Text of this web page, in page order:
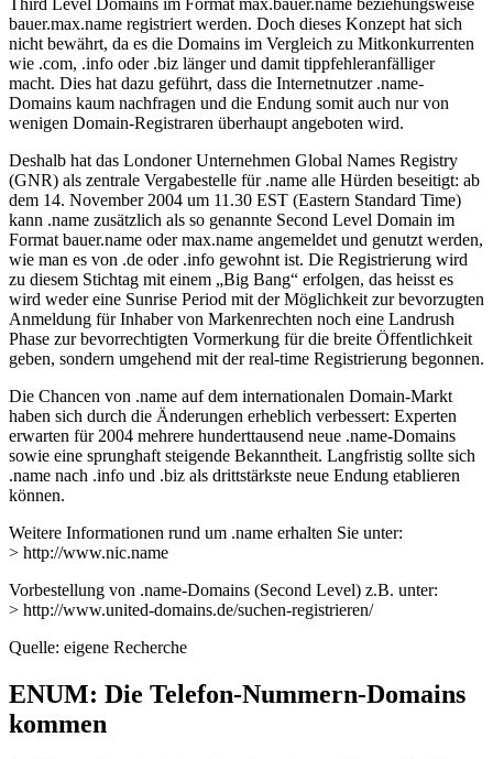
Third Level Domains im Format max.bauer.name beziehungsweise
bauer.max.name registriert werden. Doch dieses Konzept hat sich
nicht bewährt, da es die Domains im Vergleich zu Mitkonkurrenten
wie .com, .info oder .biz länger und damit tippfehleranfälliger
macht. Dies hat dazu geführt, dass die Internetnutzer .name-
Domains kaum nachfragen und die Endung somit auch nur von
wenigen Domain-Registraren überhaupt angeboten wird.
Deshalb hat das Londoner Unternehmen Global Names Registry
(GNR) als zentrale Vergabestelle für .name alle Hürden beseitigt: ab
dem 14. November 2004 um 11.30 EST (Eastern Standard Time)
kann .name zusätzlich als so genannte Second Level Domain im
Format bauer.name oder max.name angemeldet und genutzt werden,
wie man es von .de oder .info gewohnt ist. Die Registrierung wird
zu diesem Stichtag mit einem „Big Bang“ erfolgen, das heisst es
wird weder eine Sunrise Period mit der Möglichkeit zur bevorzugten
Anmeldung für Inhaber von Markenrechten noch eine Landrush
Phase zur bevorrechtigten Vormerkung für die breite Öffentlichkeit
geben, sondern umgehend mit der real-time Registrierung begonnen.
Die Chancen von .name auf dem internationalen Domain-Markt
haben sich durch die Änderungen erheblich verbessert: Experten
erwarten für 2004 mehrere hunderttausend neue .name-Domains
sowie eine sprunghaft steigende Bekanntheit. Langfristig sollte sich
.name nach .info und .biz als drittstärkste neue Endung etablieren
können.
Weitere Informationen rund um .name erhalten Sie unter:
> http://www.nic.name
Vorbestellung von .name-Domains (Second Level) z.B. unter:
> http://www.united-domains.de/suchen-registrieren/
Quelle: eigene Recherche
ENUM: Die Telefon-Nummern-Domains
kommen